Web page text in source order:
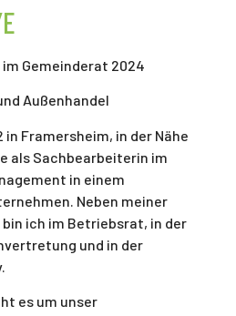
im Gemeinderat 2024
Außenhandel
in Framersheim, in der Nähe
als Sachbearbeiterin im
in einem
Neben meiner
ich im Betriebsrat, in der
und in der
es um unser